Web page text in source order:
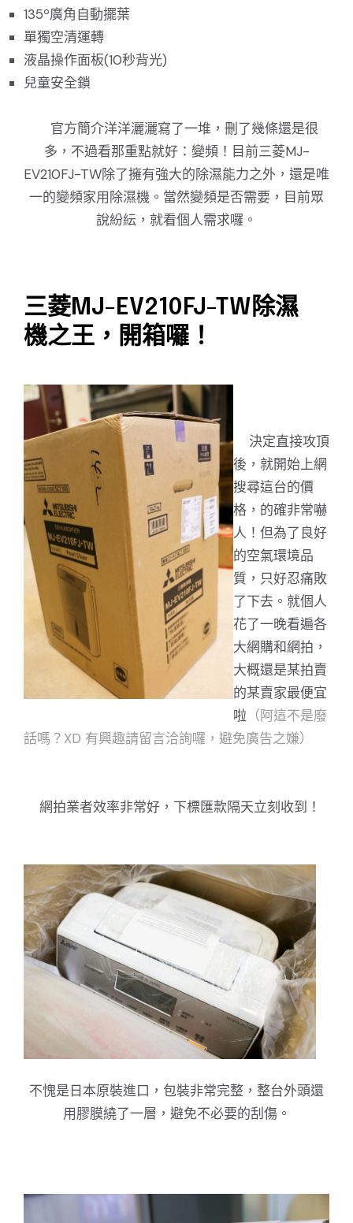
135º廣角自動擺葉
單獨空清運轉
液晶操作面板(10秒背光)
兒童安全鎖
官方簡介洋洋灑灑寫了一堆，刪了幾條還是很
多，不過看那重點就好：變頻！目前三菱MJ-
EV210FJ-TW除了擁有強大的除濕能力之外，還是唯
一的變頻家用除濕機。當然變頻是否需要，目前眾
說紛紜，就看個人需求囉。
三菱MJ-EV210FJ-TW除濕
機之王，開箱囉！
決定直接攻頂
後，就開始上網
搜尋這台的價
格，的確非常嚇
人！但為了良好
的空氣環境品
質，只好忍痛敗
了下去。就個人
花了一晚看遍各
大網購和網拍，
大概還是某拍賣
的某賣家最便宜
啦 （阿這不是廢
話嗎？XD 有興趣請留言洽詢囉，避免廣告之嫌）
網拍業者效率非常好，下標匯款隔天立刻收到！
不愧是日本原裝進口，包裝非常完整，整台外頭還
用膠膜繞了一層，避免不必要的刮傷。